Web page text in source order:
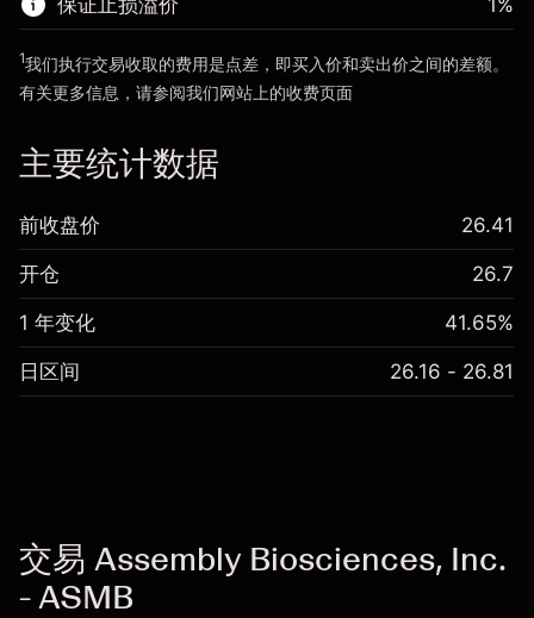
前往平台
保证止损溢价 1%
1我们执行交易收取的费用是点差，即买入价和卖出价之间的差额。
有关更多信息，请参阅我们网站上的收费页面
主要统计数据
前收盘价 26.41
开仓 26.7
1 年变化 41.65%
日区间 26.16 - 26.81
交易 Assembly Biosciences, Inc.
- ASMB